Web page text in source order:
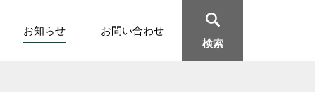
検索
お知らせ お問い合わせ